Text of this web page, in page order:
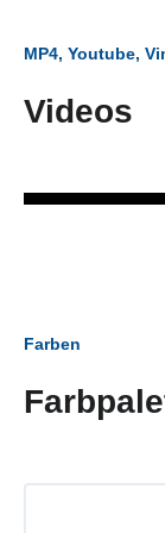
MP4, Youtube,
Videos
Farben